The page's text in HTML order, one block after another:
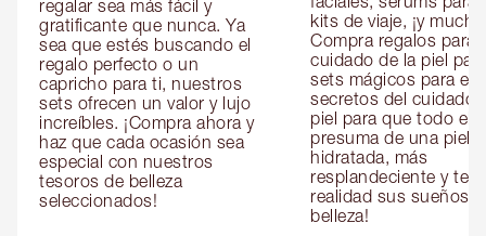
regalar sea más fácil y
gratificante que nunca. Ya
sea que estés buscando el
regalo perfecto o un
capricho para ti, nuestros
sets ofrecen un valor y lujo
increíbles. ¡Compra ahora y
haz que cada ocasión sea
especial con nuestros
tesoros de belleza
seleccionados!
kits de viaje, ¡y
Compra regalos para
cuidado de la piel
sets mágicos para
secretos del cuidado
piel para que todo el
presuma de una piel
hidratada, más
resplandeciente y
realidad sus sueños
belleza!